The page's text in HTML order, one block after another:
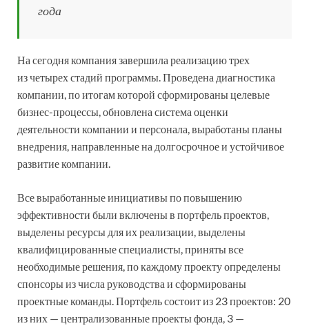
года
На сегодня компания завершила реализацию трех
из четырех стадий программы. Проведена диагностика
компании, по итогам которой сформированы целевые
бизнес-процессы, обновлена система оценки
деятельности компании и персонала, выработаны планы
внедрения, направленные на долгосрочное и устойчивое
развитие компании.
Все выработанные инициативы по повышению
эффективности были включены в портфель проектов,
выделены ресурсы для их реализации, выделены
квалифицированные специалисты, приняты все
необходимые решения, по каждому проекту определены
спонсоры из числа руководства и сформированы
проектные команды. Портфель состоит из 23 проектов: 20
из них — централизованные проекты фонда, 3 —